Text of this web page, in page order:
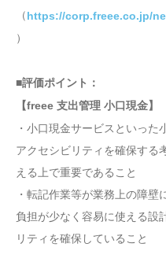
（https://corp.freee.co.jp/
）
■評価ポイント：
【freee 支出管理 小口現金】
・小口現金サービスといっ
アクセシビリティを確保する
える上で重要であること
・転記作業等が業務上の障
負担が少なく容易に使える設
リティを確保していること